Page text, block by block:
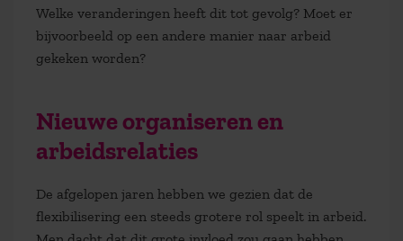
Welke veranderingen heeft dit tot gevolg? Moet er
bijvoorbeeld op een andere manier naar arbeid
gekeken worden?
Nieuwe organiseren en
arbeidsrelaties
De afgelopen jaren hebben we gezien dat de
flexibilisering een steeds grotere rol speelt in arbeid.